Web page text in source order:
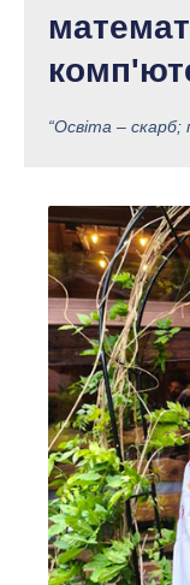
“Освіта –